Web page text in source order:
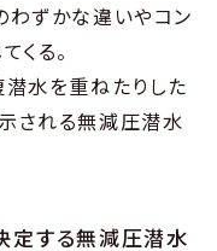
わずかな違いやコン
くる。
潜水を重ねたりした
される無減圧潜水
定する無減圧潜水